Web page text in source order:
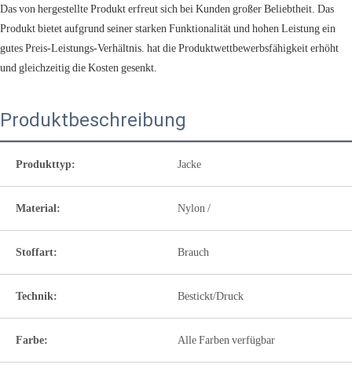
Das von hergestellte Produkt erfreut sich bei Kunden großer Beliebtheit. Das
Produkt bietet aufgrund seiner starken Funktionalität und hohen Leistung ein
gutes Preis-Leistungs-Verhältnis. hat die Produktwettbewerbsfähigkeit erhöht
und gleichzeitig die Kosten gesenkt.
Produktbeschreibung
Produkttyp: Jacke
Material: Nylon /
Stoffart: Brauch
Technik: Bestickt/Druck
Farbe: Alle Farben verfügbar